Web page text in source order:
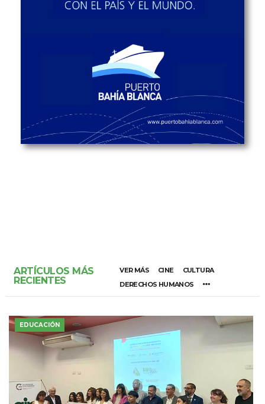
ARTÍCULOS MÁS
RECIENTES
VER MÁS CINE
CULTURA
DERECHOS HUMANOS
EDUCACIÓN